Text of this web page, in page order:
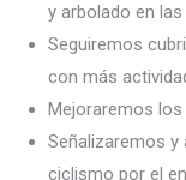
y arbolado en las
Seguiremos
con más
Mejoraremos
Señalizaremos
ciclismo por el